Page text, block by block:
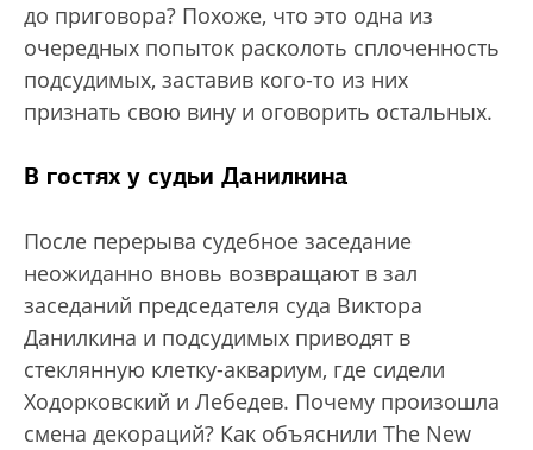
до приговора? Похоже, что это одна из
очередных попыток расколоть сплоченность
подсудимых, заставив кого-то из них
признать свою вину и оговорить остальных.
В гостях у судьи Данилкина
После перерыва судебное заседание
неожиданно вновь возвращают в зал
заседаний председателя суда Виктора
Данилкина и подсудимых приводят в
стеклянную клетку-аквариум, где сидели
Ходорковский и Лебедев. Почему произошла
смена декораций? Как объяснили The New